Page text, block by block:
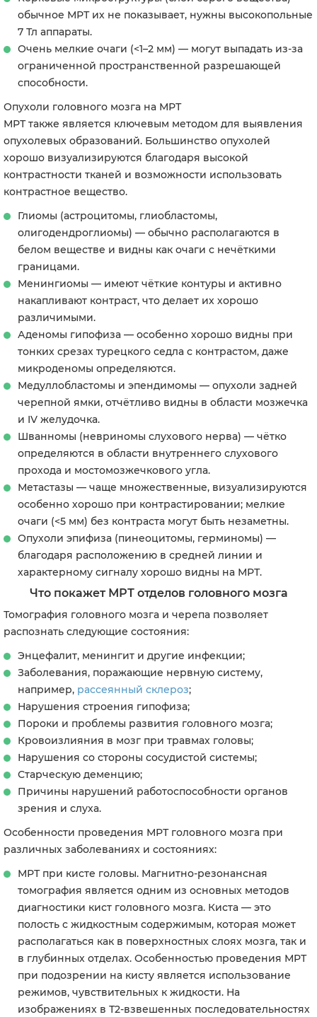
обычное МРТ их не показывает, нужны высокопольные
7 Тл аппараты.
Очень мелкие очаги (<1–2 мм) — могут выпадать из-за
ограниченной пространственной разрешающей
способности.
Опухоли головного мозга на МРТ
МРТ также является ключевым методом для выявления
опухолевых образований. Большинство опухолей
хорошо визуализируются благодаря высокой
контрастности тканей и возможности использовать
контрастное вещество.
Глиомы (астроцитомы, глиобластомы,
олигодендроглиомы) — обычно располагаются в
белом веществе и видны как очаги с нечёткими
границами.
Менингиомы — имеют чёткие контуры и активно
накапливают контраст, что делает их хорошо
различимыми.
Аденомы гипофиза — особенно хорошо видны при
тонких срезах турецкого седла с контрастом, даже
микроденомы определяются.
Медуллобластомы и эпендимомы — опухоли задней
черепной ямки, отчётливо видны в области мозжечка
и IV желудочка.
Шванномы (невриномы слухового нерва) — чётко
определяются в области внутреннего слухового
прохода и мостомозжечкового угла.
Метастазы — чаще множественные, визуализируются
особенно хорошо при контрастировании; мелкие
очаги (<5 мм) без контраста могут быть незаметны.
Опухоли эпифиза (пинеоцитомы, герминомы) —
благодаря расположению в средней линии и
характерному сигналу хорошо видны на МРТ.
Что покажет МРТ отделов головного мозга
Томография головного мозга и черепа позволяет
распознать следующие состояния:
Энцефалит, менингит и другие инфекции;
Заболевания, поражающие нервную систему,
например, рассеянный склероз;
Нарушения строения гипофиза;
Пороки и проблемы развития головного мозга;
Кровоизлияния в мозг при травмах головы;
Нарушения со стороны сосудистой системы;
Старческую деменцию;
Причины нарушений работоспособности органов
зрения и слуха.
Особенности проведения МРТ головного мозга при
различных заболеваниях и состояниях:
МРТ при кисте головы. Магнитно-резонансная
томография является одним из основных методов
диагностики кист головного мозга. Киста — это
полость с жидкостным содержимым, которая может
располагаться как в поверхностных слоях мозга, так и
в глубинных отделах. Особенностью проведения МРТ
при подозрении на кисту является использование
режимов, чувствительных к жидкости. На
изображениях в Т2-взвешенных последовательностях